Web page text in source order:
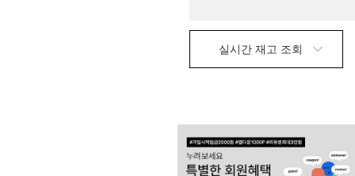
실시간 재고 조회